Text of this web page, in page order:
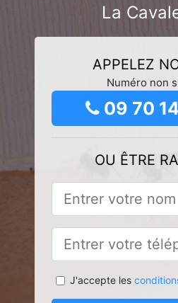
La
APPELEZ
Numéro non
09 70
OU ÊTRE
J'accepte les